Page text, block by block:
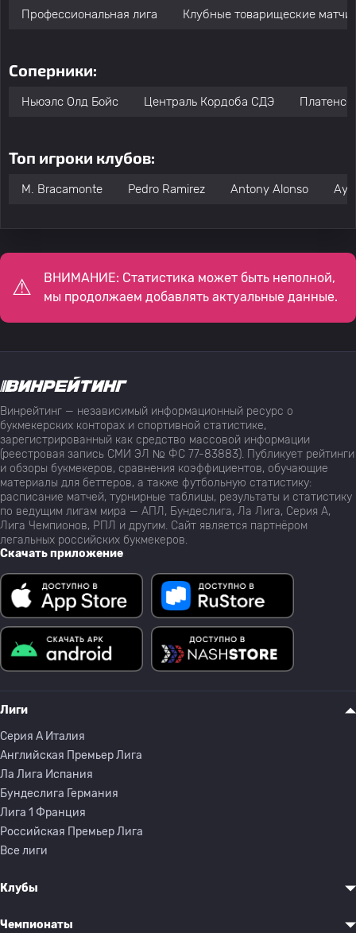
Профессиональная лига Клубные товарищеские матчи
Соперники:
Ньюэлс Олд Бойс Централь Кордоба СДЭ Платенсе
Топ игроки клубов:
M. Bracamonte Pedro Ramirez Antony Alonso
ВНИМАНИЕ: Статистика может быть неполной,
мы продолжаем добавлять актуальные данные.
Винрейтинг — независимый информационный ресурс о
букмекерских конторах и спортивной статистике,
зарегистрированный как средство массовой информации
(реестровая запись СМИ ЭЛ № ФС 77-83883). Публикует рейтинги
и обзоры букмекеров, сравнения коэффициентов, обучающие
материалы для беттеров, а также футбольную статистику:
расписание матчей, турнирные таблицы, результаты и статистику
по ведущим лигам мира — АПЛ, Бундеслига, Ла Лига, Серия А,
Лига Чемпионов, РПЛ и другим. Сайт является партнёром
легальных российских букмекеров.
Скачать приложение
Лиги
Серия A Италия
Английская Премьер Лига
Ла Лига Испания
Бундеслига Германия
Лига 1 Франция
Российская Премьер Лига
Все лиги
Клубы
Чемпионаты